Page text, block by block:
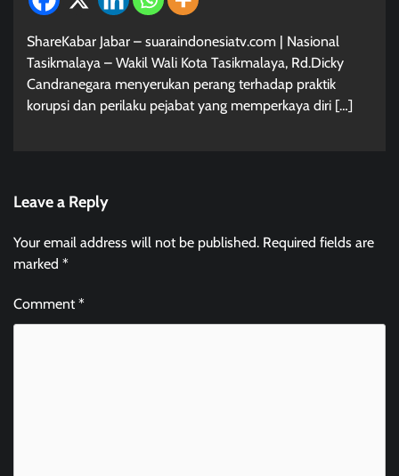
ShareKabar Jabar – suaraindonesiatv.com | Nasional
Tasikmalaya – Wakil Wali Kota Tasikmalaya, Rd.Dicky
Candranegara menyerukan perang terhadap praktik
korupsi dan perilaku pejabat yang memperkaya diri […]
Leave a Reply
Your email address will not be published. Required fields are
marked *
Comment*